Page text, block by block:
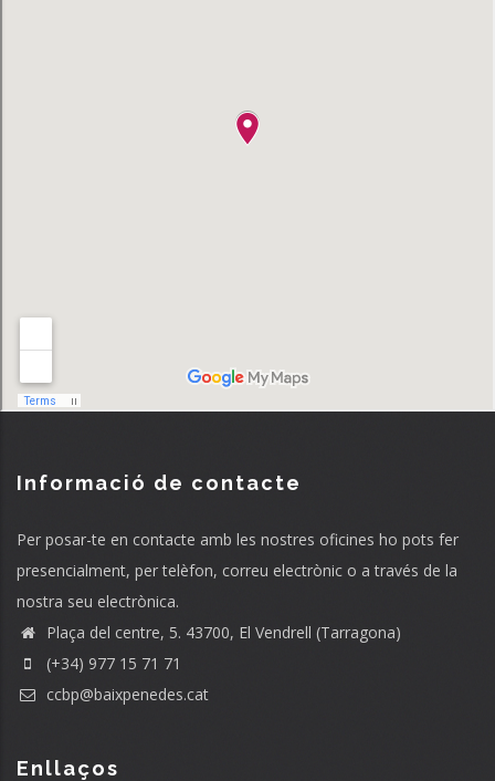
Informació de contacte
Per posar-te en contacte amb les nostres oficines ho pots fer
presencialment, per telèfon, correu electrònic o a través de la
nostra seu electrònica.
Plaça del centre, 5. 43700, El Vendrell (Tarragona)
(+34) 977 15 71 71
ccbp@baixpenedes.cat
Enllaços